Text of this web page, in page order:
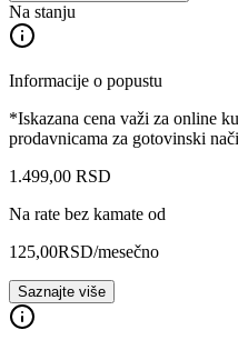
Na stanju
Informacije o popustu
*Iskazana cena važi za online
prodavnicama za gotovinski
1.499,00 RSD
Na rate bez kamate od
125,00RSD/mesečno
Saznajte više